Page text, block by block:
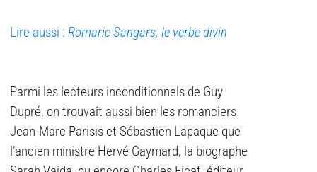
Lire aussi : Romaric Sangars, le verbe divin
Parmi les lecteurs inconditionnels de Guy
Dupré, on trouvait aussi bien les romanciers
Jean-Marc Parisis et Sébastien Lapaque que
l’ancien ministre Hervé Gaymard, la biographe